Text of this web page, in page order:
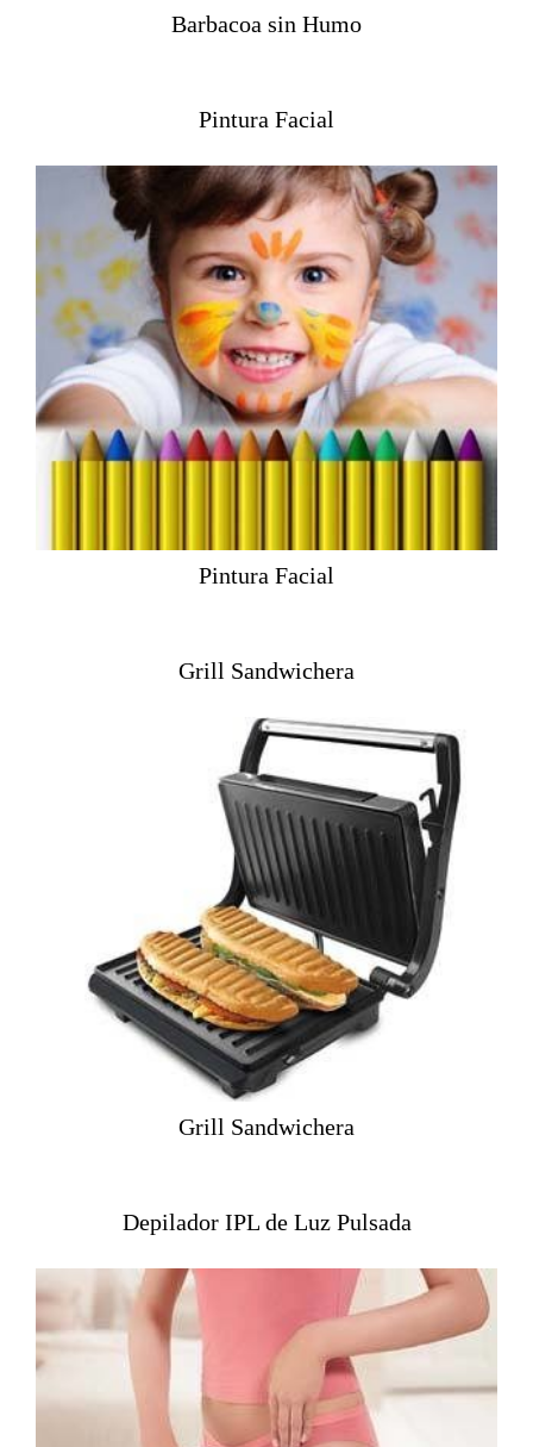
Barbacoa sin Humo
Pintura Facial
Pintura Facial
Grill Sandwichera
Grill Sandwichera
Depilador IPL de Luz Pulsada